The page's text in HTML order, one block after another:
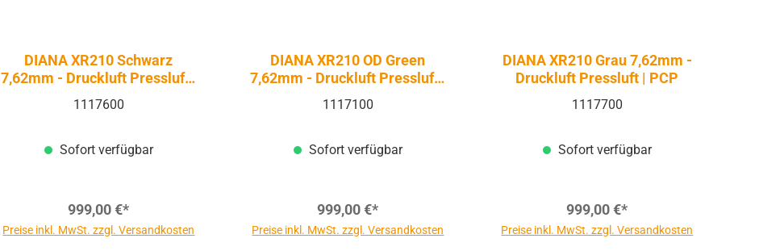
DIANA XR210 Schwarz
7,62mm - Druckluft Pressluft |
PCP
1117600
Sofort verfügbar
999,00 €*
Preise inkl. MwSt. zzgl. Versandkosten
DIANA XR210 OD Green
7,62mm - Druckluft Pressluft |
PCP
1117100
Sofort verfügbar
999,00 €*
Preise inkl. MwSt. zzgl. Versandkosten
DIANA XR210 Grau 7,62mm -
Druckluft Pressluft | PCP
1117700
Sofort verfügbar
999,00 €*
Preise inkl. MwSt. zzgl. Versandkosten